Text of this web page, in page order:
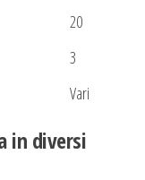
20
3
Vari
in diversi